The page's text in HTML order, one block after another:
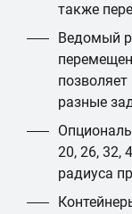
также
Ведомый
разные
20, 26, 32,
радиуса